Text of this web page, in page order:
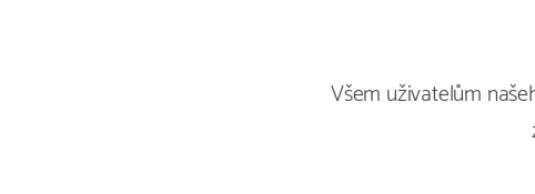
Všem uživatelům